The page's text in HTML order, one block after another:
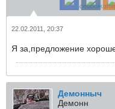
22.02.2011, 20:37
Я за,предложение
Демонныч
Демонн